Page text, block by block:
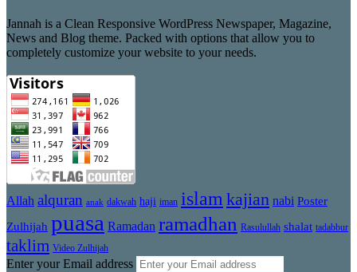
Jannah is a Clean Responsive WordPress Newspaper, Magazine,
News and Blog theme. Packed with options that allow you to
completely customize your website to your needs.
Allah alquran anak dakwah haji iman islam kajian nabi Poster
Zulhijah puasa Ramadan ramadhan Rasulullah shalat tadabbur
taklim Video Zulhijah
Enter your Email address